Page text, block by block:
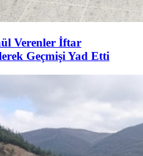
Verenler İftar
Geçmişi Yad Etti